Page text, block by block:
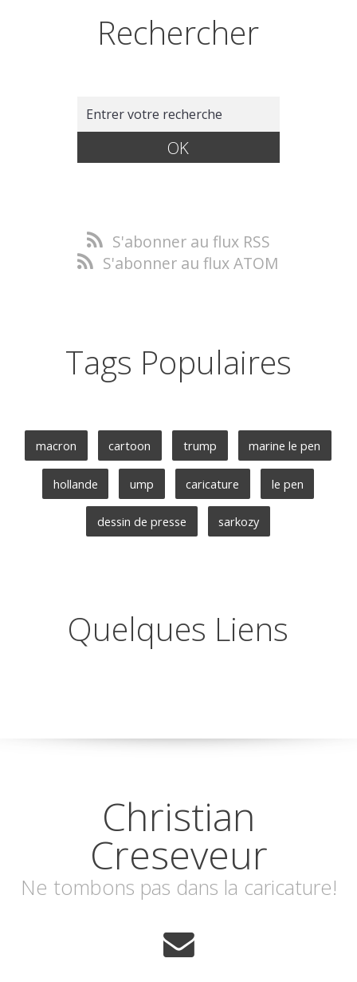
Rechercher
S'abonner au flux RSS
S'abonner au flux ATOM
Tags Populaires
macron cartoon trump marine le pen
hollande ump caricature le pen
dessin de presse sarkozy
Quelques Liens
Christian
Creseveur
Ne tombons pas dans la caricature!